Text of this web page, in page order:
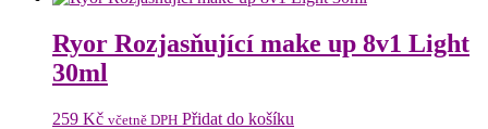
Ryor Rozjasňující make up 8v1 Light
30ml
259 Kč včetně DPH Přidat do košíku